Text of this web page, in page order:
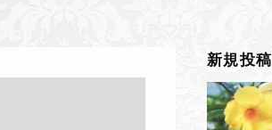
新規投稿